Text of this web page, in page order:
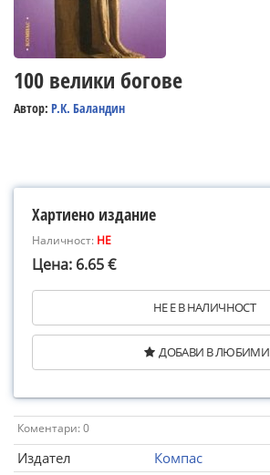
100 велики богове
Автор: Р.К. Баландин
Хартиено издание
Наличност: НЕ
Цена: 6.65 €
НЕ Е В НАЛИЧНОСТ
ДОБАВИ В ЛЮБИМИ
Коментари: 0
Издател
Компас